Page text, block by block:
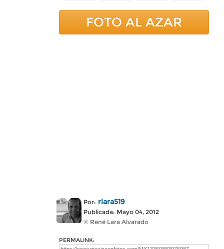
FOTO AL AZAR
Por: rlara519
Publicada: Mayo 04, 2012
© René Lara Alvarado
PERMALINK: